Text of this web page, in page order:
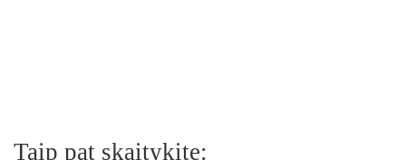
Taip pat skaitykite: